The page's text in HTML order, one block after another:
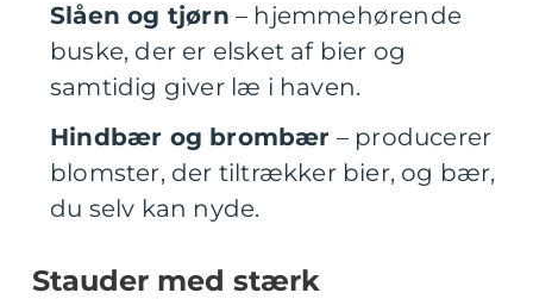
Slåen og tjørn – hjemmehørende
buske, der er elsket af bier og
samtidig giver læ i haven.
Hindbær og brombær – producerer
blomster, der tiltrækker bier, og bær,
du selv kan nyde.
Stauder med stærk